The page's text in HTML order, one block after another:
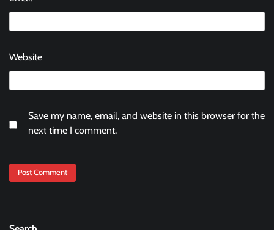
Website
Save my name, email, and website in this browser for the
next time I comment.